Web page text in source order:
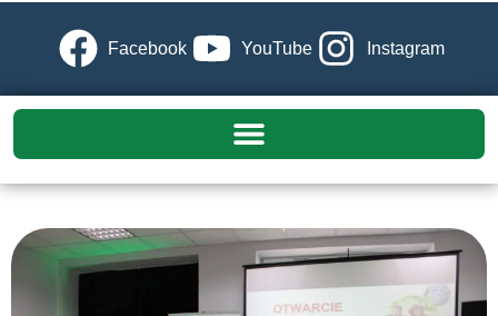
Facebook YouTube Instagram